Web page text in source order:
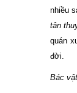
nhiều
tân
quán
đời.
Bác